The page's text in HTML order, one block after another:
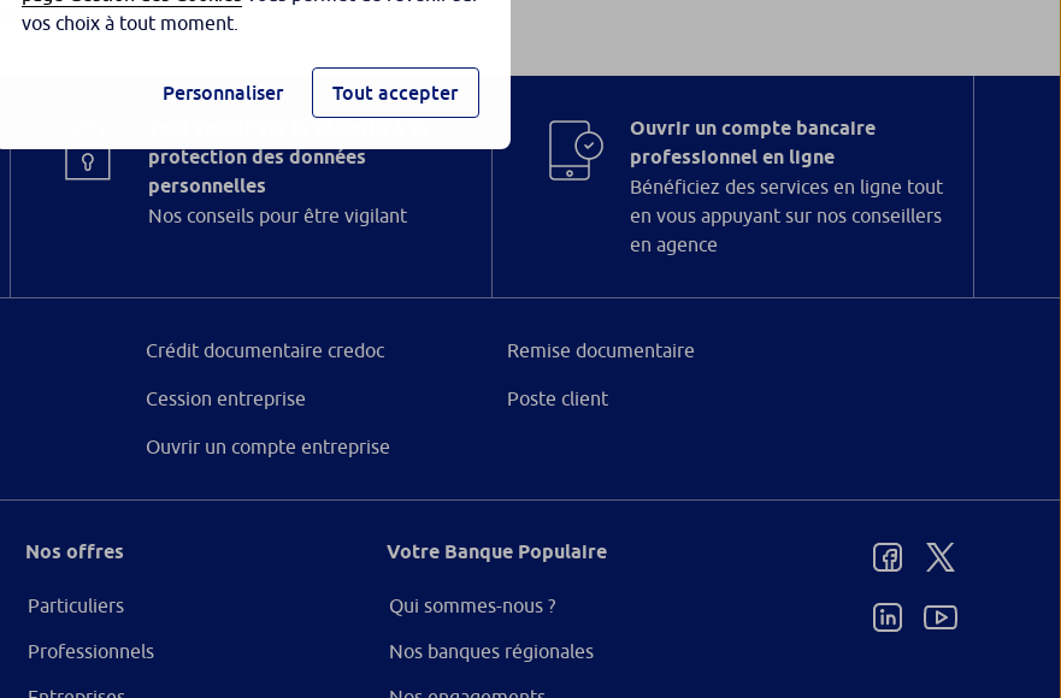
PRO – Qui peu...
protection des données
personnelles
Nos conseils pour être vigilant
Ouvrir un compte bancaire
professionnel en ligne
Bénéficiez des services en ligne tout
en vous appuyant sur nos conseillers
en agence
Crédit documentaire credoc Remise documentaire
Cession entreprise Poste client
Ouvrir un compte entreprise
Nos offres
Particuliers
Professionnels
Votre Banque Populaire
Qui sommes-nous ?
Nos banques régionales
vos choix à tout moment.
Personnaliser Tout accepter